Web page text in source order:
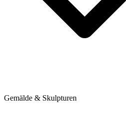
Gemälde & Skulpturen